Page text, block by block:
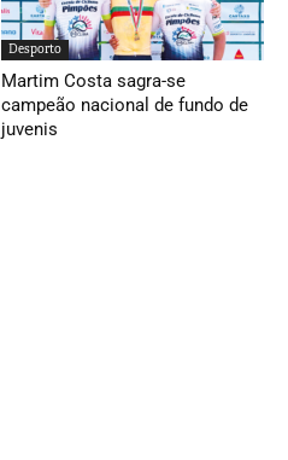
Desporto
Martim Costa sagra-se
campeão nacional de fundo de
juvenis